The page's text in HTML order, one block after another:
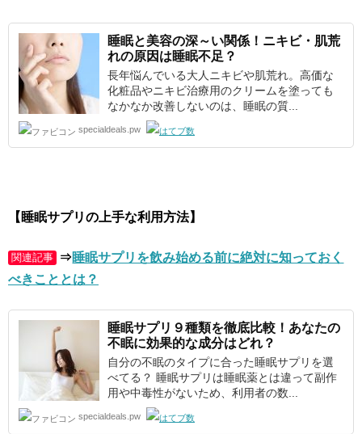
睡眠と美容の深～い関係！ニキビ・肌荒
れの原因は睡眠不足？
長年悩んでいる大人ニキビや肌荒れ。高価な
化粧品やニキビ治療用のクリームを塗っても
なかなか改善しないのは、睡眠の質...
specialdeals.pw
【睡眠サプリの上手な利用方法】
関連記事 ⇒睡眠サプリを飲み始める前に絶対に知っておく
べきこととは？
睡眠サプリ ９種類を徹底比較！あなたの
不眠に効果的な成分はどれ？
自分の不眠のタイプに合った睡眠サプリを選
べてる？ 睡眠サプリは睡眠薬とは違って副作
用や中毒性がないため、利用者の数...
specialdeals.pw